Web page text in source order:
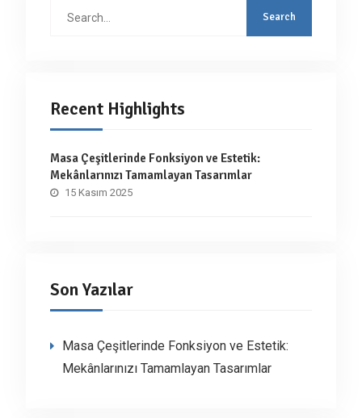
Recent Highlights
Masa Çeşitlerinde Fonksiyon ve Estetik:
Mekânlarınızı Tamamlayan Tasarımlar
15 Kasım 2025
Son Yazılar
Masa Çeşitlerinde Fonksiyon ve Estetik:
Mekânlarınızı Tamamlayan Tasarımlar